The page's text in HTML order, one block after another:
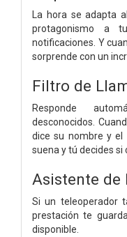
La hora se adapta
protagonismo a
notificaciones. Y
sorprende con un
Filtro de
Responde
desconocidos.
dice su nombre y
suena y tú decides si
Asistente de
Si un teleoperador
prestación te
disponible.